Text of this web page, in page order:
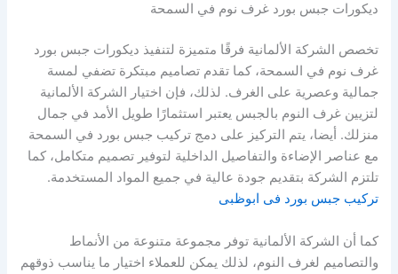
ديكورات جبس بورد غرف نوم في السمحة
تخصص الشركة الألمانية فرقًا متميزة لتنفيذ ديكورات جبس بورد
غرف نوم في السمحة، كما تقدم تصاميم مبتكرة تضفي لمسة
جمالية وعصرية على الغرف. لذلك، فإن اختيار الشركة الألمانية
لتزيين غرف النوم بالجبس يعتبر استثمارًا طويل الأمد في جمال
منزلك. أيضا، يتم التركيز على دمج تركيب جبس بورد في السمحة
مع عناصر الإضاءة والتفاصيل الداخلية لتوفير تصميم متكامل، كما
تلتزم الشركة بتقديم جودة عالية في جميع المواد المستخدمة.
تركيب جبس بورد فى ابوظبى
كما أن الشركة الألمانية توفر مجموعة متنوعة من الأنماط
والتصاميم لغرف النوم، لذلك يمكن للعملاء اختيار ما يناسب ذوقهم